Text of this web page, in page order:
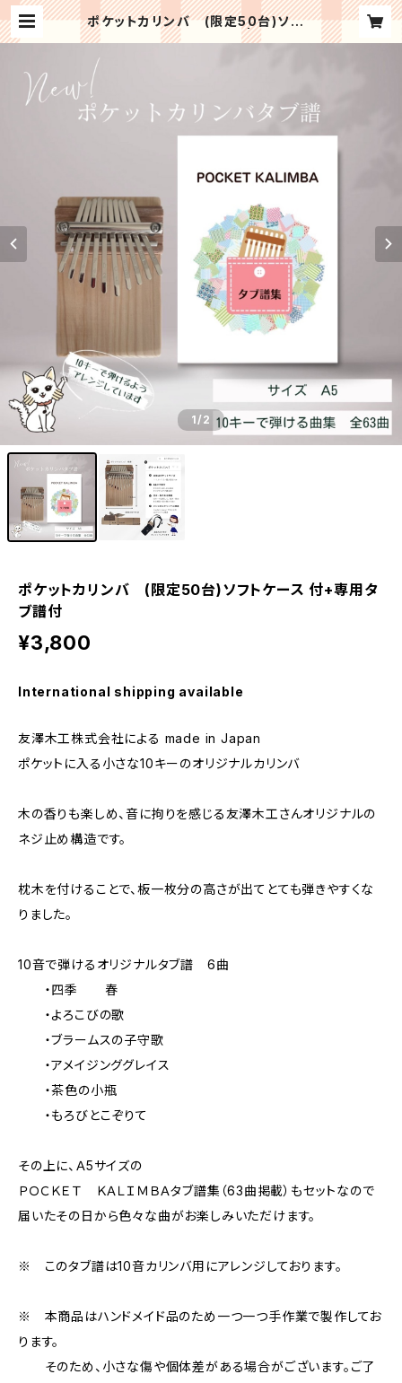
ポケットカリンバ (限定50台)ソフト
ケース 付+専用タブ譜付 | おてがる
1/2
ポケットカリンバ (限定50台)ソフトケース 付+専用タ
ブ譜付
¥3,800
International shipping available
友澤木工株式会社による made in Japan
ポケットに入る小さな10キーのオリジナルカリンバ
木の香りも楽しめ、音に拘りを感じる友澤木工さんオリジナルの
ネジ止め構造です。
枕木を付けることで、板一枚分の高さが出てとても弾きやすくな
りました。
10音で弾けるオリジナルタブ譜 6曲
・四季 春
・よろこびの歌
・ブラームスの子守歌
・アメイジンググレイス
・茶色の小瓶
・もろびとこぞりて
その上に、Ａ5サイズの
ＰＯＣＫＥＴ ＫＡＬＩＭＢＡタブ譜集（63曲掲載）もセットなので
届いたその日から色々な曲がお楽しみいただけます。
※ このタブ譜は10音カリンバ用にアレンジしております。
※ 本商品はハンドメイド品のため一つ一つ手作業で製作してお
ります。
そのため、小さな傷や個体差がある場合がございます。ご了